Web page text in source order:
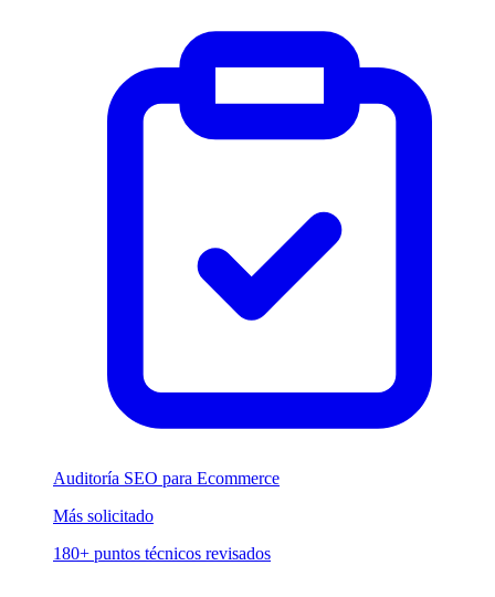
Auditoría SEO para Ecommerce
Más solicitado
180+ puntos técnicos revisados